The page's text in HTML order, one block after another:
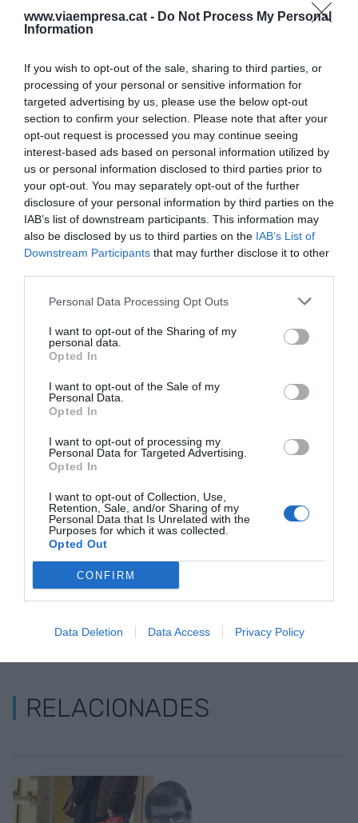
www.viaempresa.cat - Do Not Process My Personal
Information
If you wish to opt-out of the sale, sharing to third parties, or
processing of your personal or sensitive information for
targeted advertising by us, please use the below opt-out
section to confirm your selection. Please note that after your
opt-out request is processed you may continue seeing
interest-based ads based on personal information utilized by
us or personal information disclosed to third parties prior to
your opt-out. You may separately opt-out of the further
disclosure of your personal information by third parties on the
IAB’s list of downstream participants. This information may
also be disclosed by us to third parties on the IAB’s List of
Downstream Participants that may further disclose it to other
Personal Data Processing Opt Outs
I want to opt-out of the Sharing of my
personal data.
Opted In
I want to opt-out of the Sale of my
Personal Data.
Opted In
I want to opt-out of processing my
Personal Data for Targeted Advertising.
Opted In
I want to opt-out of Collection, Use,
Retention, Sale, and/or Sharing of my
Personal Data that Is Unrelated with the
Purposes for which it was collected.
Opted Out
CONFIRM
Data Deletion Data Access Privacy Policy
l'estoc que tenia (quatre cops l'any), vam generar
uns ingressos extres de 12 milions d'euros que
benefici després d'impostos. El resultat és que, si
agaféssim els 250.000 euros d'impostos com una
inversió, el retorn que va suposar va ser de
4.500.000 euros o, cosa equivalent, el Retorn de
la inversió (ROI) va ser d'1,8.
El cost d'oportunitat, doncs, el que no es veia en
aquesta decisió, eren aquests 4,5 milions d'euros
que l'empresa deixava de guanyar si optava per
estalviar 250.000 euros.
Les teves xifres seran diferents i, de ben segur, la
ocults de les nostres decisions estan sempre allà,
els observis o no. Per tant, si vols aprofitar tot el
teu potencial, demana't (a tu, al teu comptable i al
teu assessor), quins són els costos d'oportunitat
Google de forma gratuïta
Estigues informat amb les últimes notícies d'actualitat
ACTIVAR ARA
RELACIONADES